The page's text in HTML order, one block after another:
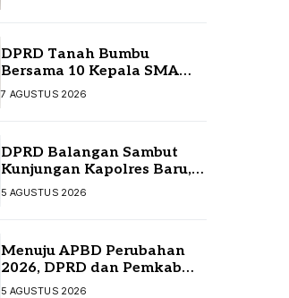
DPRD Tanah Bumbu
Bersama 10 Kepala SMA
Temui Disdikbud Kalsel,
7 AGUSTUS 2026
DPRD Balangan Sambut
Kunjungan Kapolres Baru,
Perkuat Sinergi
5 AGUSTUS 2026
Menuju APBD Perubahan
2026, DPRD dan Pemkab
Tanah Bumbu Resmi
5 AGUSTUS 2026